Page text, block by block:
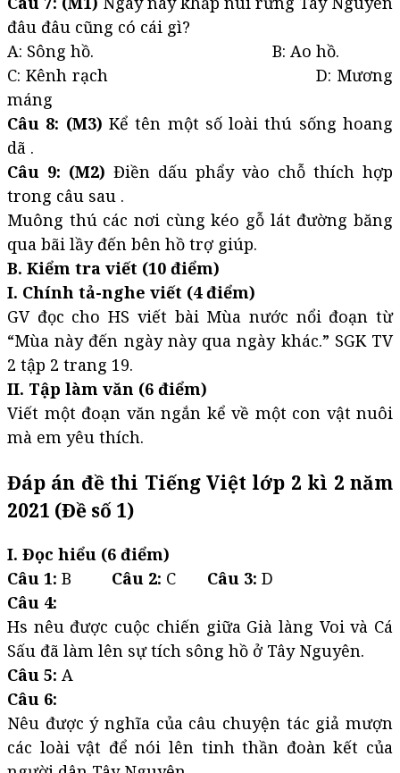
đâu đâu cũng có cái gì?
A: Sông hồ. B: Ao hồ.
C: Kênh rạch D: Mương
máng
Câu 8: (M3) Kể tên một số loài thú sống hoang
dã .
Câu 9: (M2) Điền dấu phẩy vào chỗ thích hợp
trong câu sau .
Muông thú các nơi cùng kéo gỗ lát đường băng
qua bãi lầy đến bên hồ trợ giúp.
B. Kiểm tra viết (10 điểm)
I. Chính tả-nghe viết (4 điểm)
GV đọc cho HS viết bài Mùa nước nổi đoạn từ
“Mùa này đến ngày này qua ngày khác.” SGK TV
2 tập 2 trang 19.
II. Tập làm văn (6 điểm)
Viết một đoạn văn ngắn kể về một con vật nuôi
mà em yêu thích.
Đáp án đề thi Tiếng Việt lớp 2 kì 2 năm
2021 (Đề số 1)
I. Đọc hiểu (6 điểm)
Câu 1: B Câu 2: C Câu 3: D
Câu 4:
Hs nêu được cuộc chiến giữa Già làng Voi và Cá
Sấu đã làm lên sự tích sông hồ ở Tây Nguyên.
Câu 5: A
Câu 6:
Nêu được ý nghĩa của câu chuyện tác giả mượn
các loài vật để nói lên tinh thần đoàn kết của